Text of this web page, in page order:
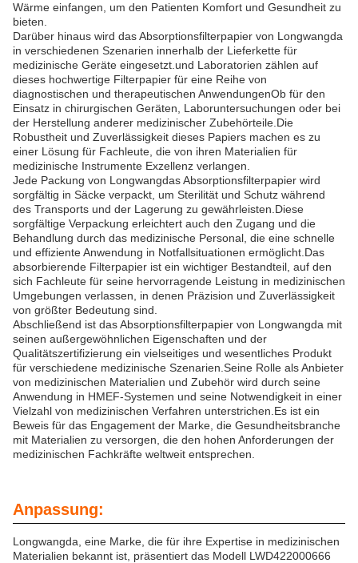
Wärme einfangen, um den Patienten Komfort und Gesundheit zu
bieten.
Darüber hinaus wird das Absorptionsfilterpapier von Longwangda
in verschiedenen Szenarien innerhalb der Lieferkette für
medizinische Geräte eingesetzt.und Laboratorien zählen auf
dieses hochwertige Filterpapier für eine Reihe von
diagnostischen und therapeutischen AnwendungenOb für den
Einsatz in chirurgischen Geräten, Laboruntersuchungen oder bei
der Herstellung anderer medizinischer Zubehörteile.Die
Robustheit und Zuverlässigkeit dieses Papiers machen es zu
einer Lösung für Fachleute, die von ihren Materialien für
medizinische Instrumente Exzellenz verlangen.
Jede Packung von Longwangdas Absorptionsfilterpapier wird
sorgfältig in Säcke verpackt, um Sterilität und Schutz während
des Transports und der Lagerung zu gewährleisten.Diese
sorgfältige Verpackung erleichtert auch den Zugang und die
Behandlung durch das medizinische Personal, die eine schnelle
und effiziente Anwendung in Notfallsituationen ermöglicht.Das
absorbierende Filterpapier ist ein wichtiger Bestandteil, auf den
sich Fachleute für seine hervorragende Leistung in medizinischen
Umgebungen verlassen, in denen Präzision und Zuverlässigkeit
von größter Bedeutung sind.
Abschließend ist das Absorptionsfilterpapier von Longwangda mit
seinen außergewöhnlichen Eigenschaften und der
Qualitätszertifizierung ein vielseitiges und wesentliches Produkt
für verschiedene medizinische Szenarien.Seine Rolle als Anbieter
von medizinischen Materialien und Zubehör wird durch seine
Anwendung in HMEF-Systemen und seine Notwendigkeit in einer
Vielzahl von medizinischen Verfahren unterstrichen.Es ist ein
Beweis für das Engagement der Marke, die Gesundheitsbranche
mit Materialien zu versorgen, die den hohen Anforderungen der
medizinischen Fachkräfte weltweit entsprechen.
Anpassung:
Longwangda, eine Marke, die für ihre Expertise in medizinischen
Materialien bekannt ist, präsentiert das Modell LWD422000666